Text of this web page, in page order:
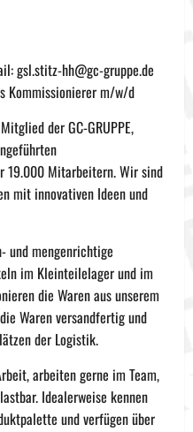
gsl.stitz-hh@gc-gruppe.de
Kommissionierer m/w/d
der GC-GRUPPE,
19.000 Mitarbeitern. Wir sind
mit innovativen Ideen und
und mengenrichtige
im Kleinteilelager und im
die Waren aus unserem
Waren versandfertig und
der Logistik.
arbeiten gerne im Team,
Idealerweise kennen
und verfügen über